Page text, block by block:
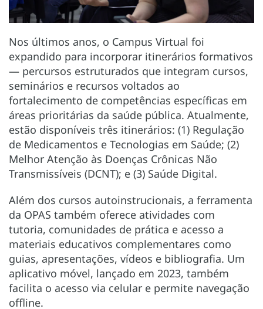
Nos últimos anos, o Campus Virtual foi
expandido para incorporar itinerários formativos
— percursos estruturados que integram cursos,
seminários e recursos voltados ao
fortalecimento de competências específicas em
áreas prioritárias da saúde pública. Atualmente,
estão disponíveis três itinerários: (1) Regulação
de Medicamentos e Tecnologias em Saúde; (2)
Melhor Atenção às Doenças Crônicas Não
Transmissíveis (DCNT); e (3) Saúde Digital.
Além dos cursos autoinstrucionais, a ferramenta
da OPAS também oferece atividades com
tutoria, comunidades de prática e acesso a
materiais educativos complementares como
guias, apresentações, vídeos e bibliografia. Um
aplicativo móvel, lançado em 2023, também
facilita o acesso via celular e permite navegação
offline.